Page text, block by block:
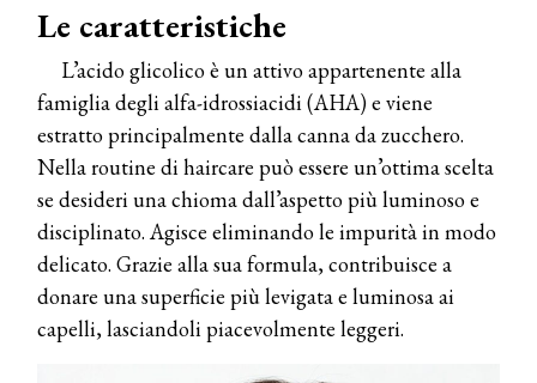
Le caratteristiche
L’acido glicolico è un attivo appartenente alla
famiglia degli alfa-idrossiacidi (AHA) e viene
estratto principalmente dalla canna da zucchero.
Nella routine di haircare può essere un’ottima scelta
se desideri una chioma dall’aspetto più luminoso e
disciplinato. Agisce eliminando le impurità in modo
delicato. Grazie alla sua formula, contribuisce a
donare una superficie più levigata e luminosa ai
capelli, lasciandoli piacevolmente leggeri.